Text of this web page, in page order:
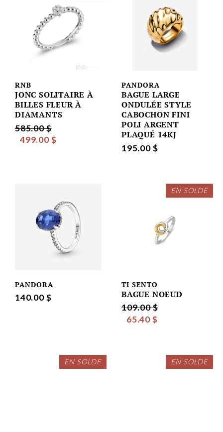
RNB
JONC SOLITAIRE À
BILLES FLEUR À
DIAMANTS
585.00 $
499.00 $
PANDORA
BAGUE LARGE
ONDULÉE STYLE
CABOCHON FINI
POLI ARGENT
PLAQUÉ 14KJ
195.00 $
PANDORA
140.00 $
EN SOLDE
TI SENTO
BAGUE NOEUD
109.00 $
65.40 $
EN SOLDE EN SOLDE